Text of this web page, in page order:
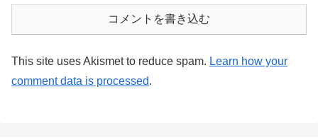
コメントを書き込む
This site uses Akismet to reduce spam. Learn how your
comment data is processed.